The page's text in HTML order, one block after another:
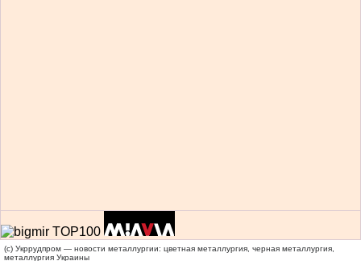
(c) Укррудпром — новости металлургии: цветная металлургия, черная металлургия,
металлургия Украины